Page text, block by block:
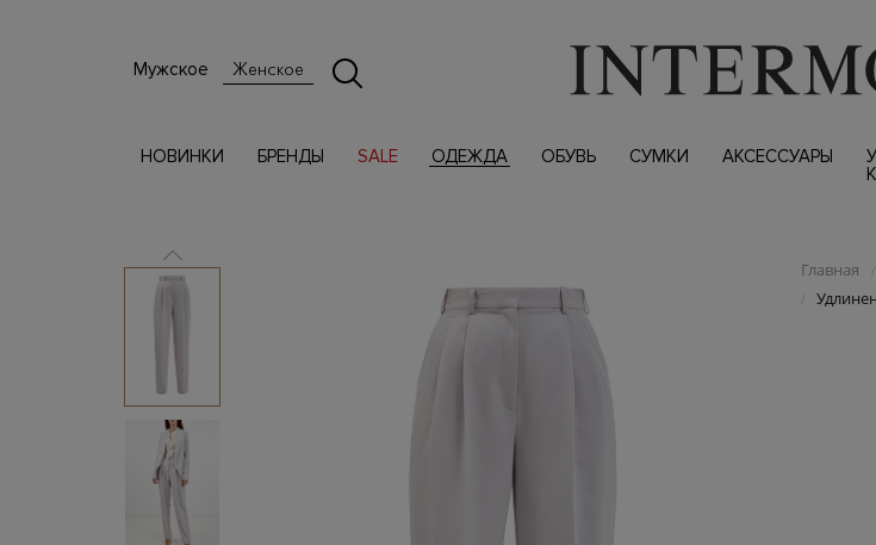
Мужское Женское
НОВИНКИ БРЕНДЫ SALE ОДЕЖДА ОБУВЬ СУМКИ АКСЕССУАРЫ
Главная /
/